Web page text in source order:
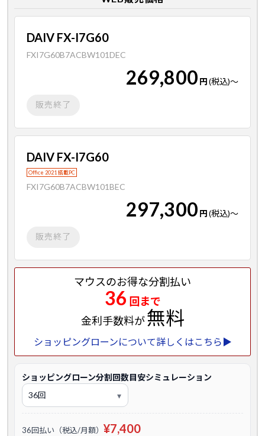
DAIV FX-I7G60
FXI7G60B7ACBW101DEC
269,800 円(税込)～
販売終了
DAIV FX-I7G60
Office 2021 搭載PC
FXI7G60B7ACBW101BEC
297,300 円(税込)～
販売終了
マウスのお得な分割払い
36 回まで
金利手数料が無料
ショッピングローンについて詳しくはこちら▶
ショッピングローン分割回数目安シミュレーション
36回払い（税込/月額） ¥7,400